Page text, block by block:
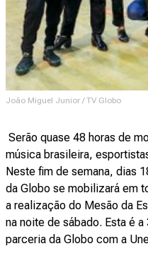
João Miguel Junior / TV Globo
Serão quase 48 horas de
música brasileira,
Neste fim de semana, dias
da Globo se mobilizará em
a realização do Mesão da
na noite de sábado. Esta é
parceria da Globo com a